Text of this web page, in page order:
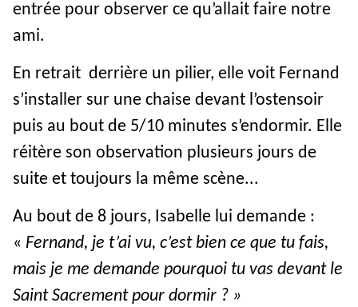
entrée pour observer ce qu’allait faire notre
ami.
En retrait derrière un pilier, elle voit Fernand
s’installer sur une chaise devant l’ostensoir
puis au bout de 5/10 minutes s’endormir. Elle
réitère son observation plusieurs jours de
suite et toujours la même scène...
Au bout de 8 jours, Isabelle lui demande :
« Fernand, je t’ai vu, c’est bien ce que tu fais,
mais je me demande pourquoi tu vas devant le
Saint Sacrement pour dormir ? »